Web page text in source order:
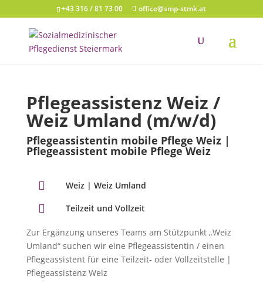
+43 316 / 81 73 00 office@smp-stmk.at
Pflegeassistenz Weiz /
Weiz Umland (m/w/d)
Pflegeassistentin mobile Pflege Weiz |
Pflegeassistent mobile Pflege Weiz
 Weiz | Weiz Umland
 Teilzeit und Vollzeit
Zur Ergänzung unseres Teams am Stützpunkt „Weiz
Umland“ suchen wir eine Pflegeassistentin / einen
Pflegeassistent für eine Teilzeit- oder Vollzeitstelle |
Pflegeassistenz Weiz